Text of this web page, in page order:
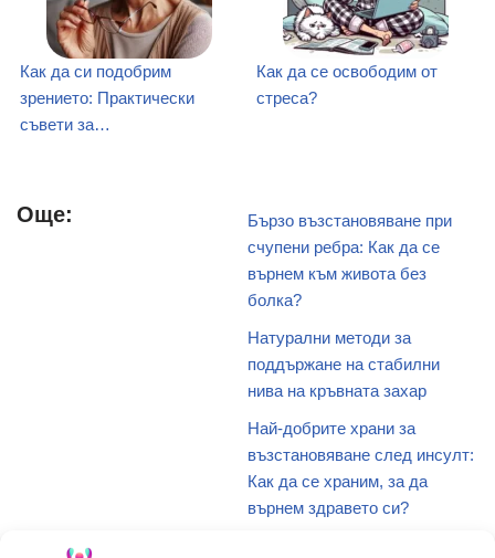
Как да си подобрим
зрението: Практически
съвети за…
Как да се освободим от
стреса?
Още:
Бързо възстановяване при
счупени ребра: Как да се
върнем към живота без
болка?
Натурални методи за
поддържане на стабилни
нива на кръвната захар
Най-добрите храни за
възстановяване след инсулт:
Как да се храним, за да
върнем здравето си?